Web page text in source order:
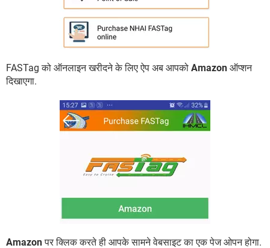
FASTag को ऑनलाइन खरीदने के लिए ऐप अब आपको Amazon ऑप्शन
दिखाएगा.
Amazonपर क्लिक करते ही आपके सामने वेबसाइट का एक पेज ओपन होगा.